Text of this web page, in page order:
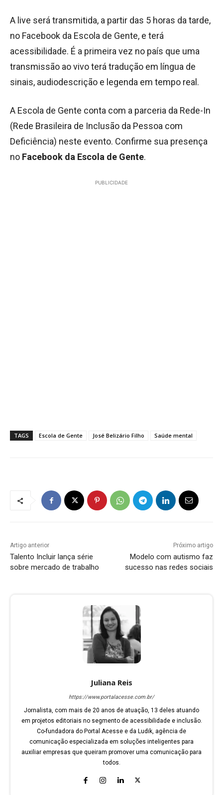
A live será transmitida, a partir das 5 horas da tarde,
no Facebook da Escola de Gente, e terá
acessibilidade. É a primeira vez no país que uma
transmissão ao vivo terá tradução em língua de
sinais, audiodescrição e legenda em tempo real.
A Escola de Gente conta com a parceria da Rede-In
(Rede Brasileira de Inclusão da Pessoa com
Deficiência) neste evento. Confirme sua presença
no Facebook da Escola de Gente.
PUBLICIDADE
TAGS Escola de Gente José Belizário Filho Saúde mental
Artigo anterior
Talento Incluir lança série
sobre mercado de trabalho
Próximo artigo
Modelo com autismo faz
sucesso nas redes sociais
Juliana Reis
https://www.portalacesse.com.br/
Jornalista, com mais de 20 anos de atuação, 13 deles atuando
em projetos editoriais no segmento de acessibilidade e inclusão.
Co-fundadora do Portal Acesse e da Ludik, agência de
comunicação especializada em soluções inteligentes para
auxiliar empresas que queiram promover uma comunicação para
todos.